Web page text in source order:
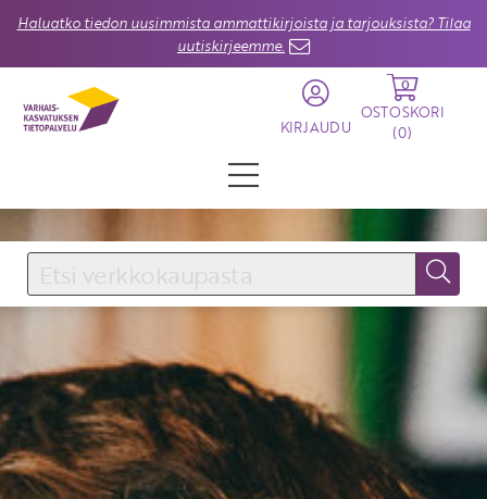
Haluatko tiedon uusimmista ammattikirjoista ja tarjouksista? Tilaa
uutiskirjeemme.
KIRJAUDU
0
OSTOSKORI
(0)
KIRJAUDU SISÄÄN
Käyttäjätunnus
Salasana
Unohtuiko salasana?